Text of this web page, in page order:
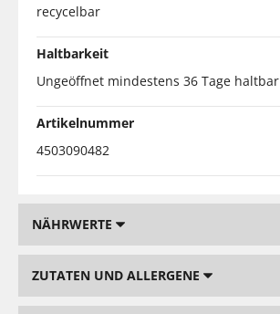
recycelbar
Haltbarkeit
Ungeöffnet mindestens 36 Tage haltbar
Artikelnummer
4503090482
NÄHRWERTE
ZUTATEN UND ALLERGENE